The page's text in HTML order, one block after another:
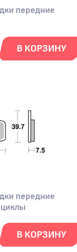
передние
В КОРЗИНУ
передние
В КОРЗИНУ